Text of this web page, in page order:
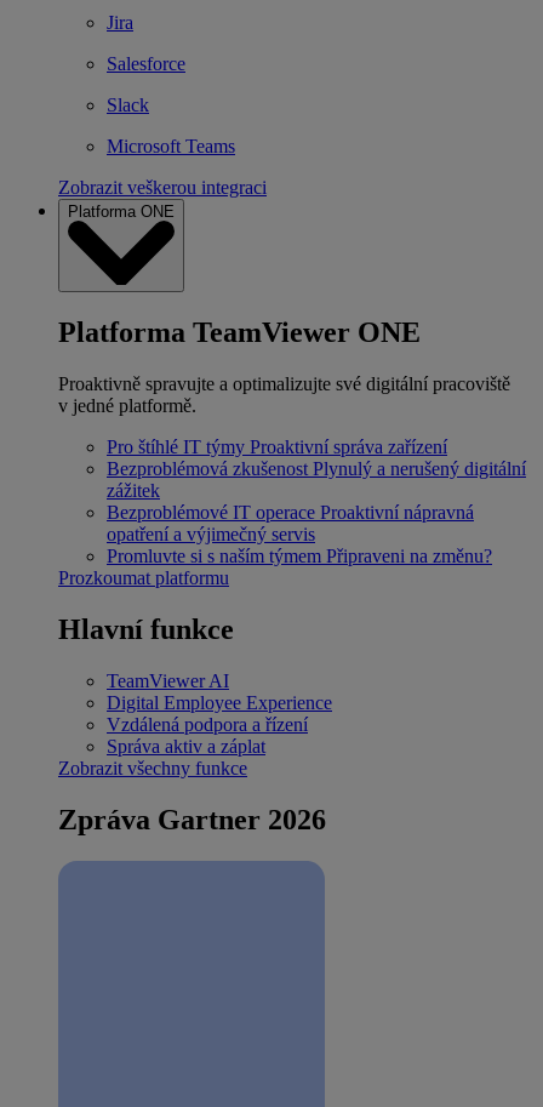
Jira
Salesforce
Slack
Microsoft Teams
Zobrazit veškerou integraci
Platforma ONE
Platforma TeamViewer ONE
Proaktivně spravujte a optimalizujte své digitální pracoviště
v jedné platformě.
Pro štíhlé IT týmy Proaktivní správa zařízení
Bezproblémová zkušenost Plynulý a nerušený digitální
zážitek
Bezproblémové IT operace Proaktivní nápravná
opatření a výjimečný servis
Promluvte si s naším týmem Připraveni na změnu?
Prozkoumat platformu
Hlavní funkce
TeamViewer AI
Digital Employee Experience
Vzdálená podpora a řízení
Správa aktiv a záplat
Zobrazit všechny funkce
Zpráva Gartner 2026